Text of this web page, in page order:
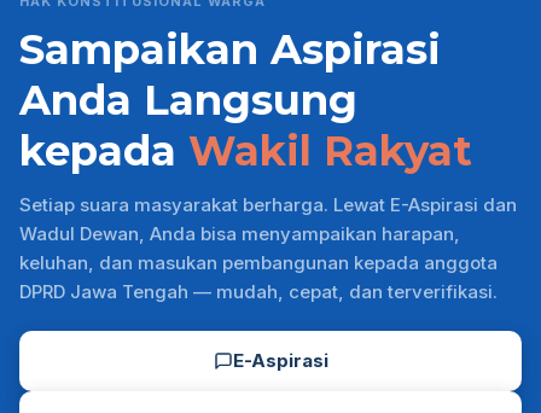
Sampaikan Aspirasi
Anda Langsung
kepada Wakil Rakyat
Setiap suara masyarakat berharga. Lewat E-Aspirasi dan
Wadul Dewan, Anda bisa menyampaikan harapan,
keluhan, dan masukan pembangunan kepada anggota
DPRD Jawa Tengah — mudah, cepat, dan terverifikasi.
E-Aspirasi